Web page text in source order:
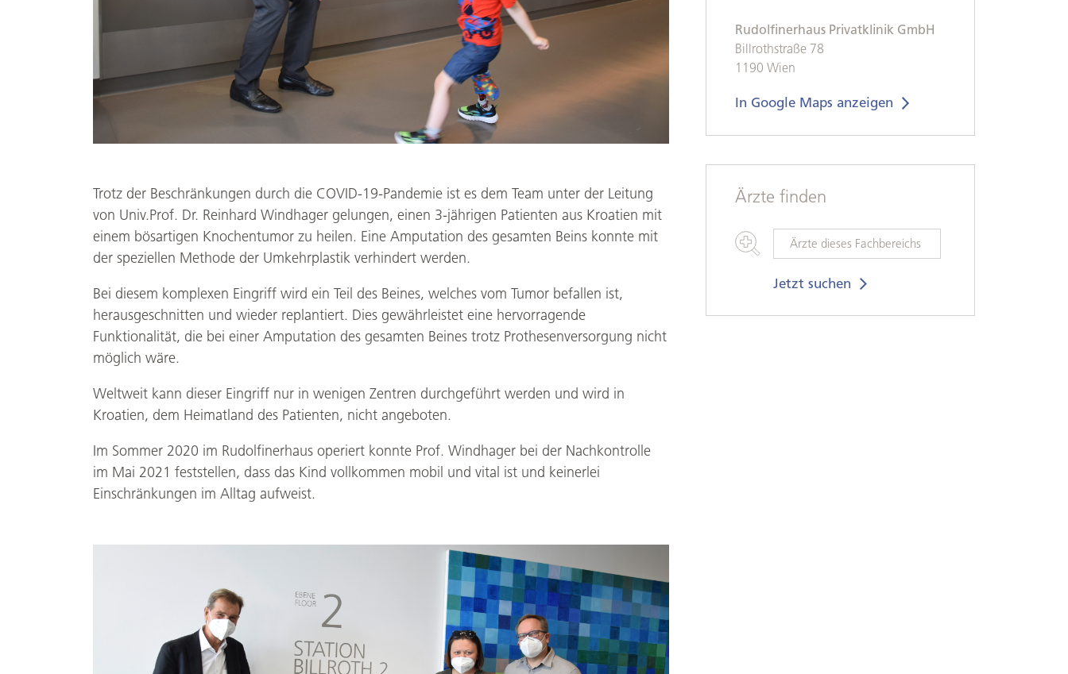
Trotz der Beschränkungen durch die COVID-19-Pandemie ist es dem Team unter der Leitung
von Univ.Prof. Dr. Reinhard Windhager gelungen, einen 3-jährigen Patienten aus Kroatien mit
einem bösartigen Knochentumor zu heilen. Eine Amputation des gesamten Beins konnte mit
der speziellen Methode der Umkehrplastik verhindert werden.
Bei diesem komplexen Eingriff wird ein Teil des Beines, welches vom Tumor befallen ist,
herausgeschnitten und wieder replantiert. Dies gewährleistet eine hervorragende
Funktionalität, die bei einer Amputation des gesamten Beines trotz Prothesenversorgung nicht
möglich wäre.
Weltweit kann dieser Eingriff nur in wenigen Zentren durchgeführt werden und wird in
Kroatien, dem Heimatland des Patienten, nicht angeboten.
Im Sommer 2020 im Rudolfinerhaus operiert konnte Prof. Windhager bei der Nachkontrolle
im Mai 2021 feststellen, dass das Kind vollkommen mobil und vital ist und keinerlei
Einschränkungen im Alltag aufweist.
Rudolfinerhaus Privatklinik GmbH
Billrothstraße 78
1190 Wien
In Google Maps anzeigen
Ärzte finden
Ärzte
dieses
Fachbereichs